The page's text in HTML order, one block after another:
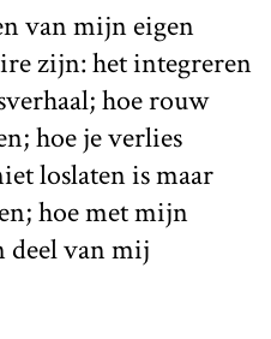
van mijn eigen
zijn: het integreren
hoe rouw
hoe je verlies
loslaten is maar
hoe met mijn
deel van mij